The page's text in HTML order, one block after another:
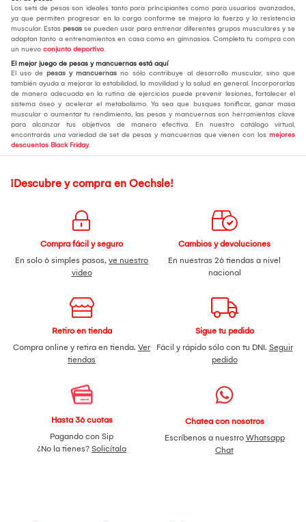
Los sets de pesas son ideales tanto para principiantes como para usuarios avanzados,
ya que permiten progresar en la carga conforme se mejora la fuerza y la resistencia
muscular. Estas pesas se pueden usar para entrenar diferentes grupos musculares y se
adaptan tanto a entrenamientos en casa como en gimnasios. Completa tu compra con
un nuevo conjunto deportivo.
El mejor juego de pesas y mancuernas está aquí
El uso de pesas y mancuernas no sólo contribuye al desarrollo muscular, sino que
también ayuda a mejorar la estabilidad, la movilidad y la salud en general. Incorporarlas
de manera adecuada en la rutina de ejercicios puede prevenir lesiones, fortalecer el
sistema óseo y acelerar el metabolismo. Ya sea que busques tonificar, ganar masa
muscular o aumentar tu rendimiento, las pesas y mancuernas son herramientas clave
para alcanzar tus objetivos de manera efectiva. En nuestro catálogo virtual,
encontrarás una variedad de set de pesas y mancuernas que vienen con los mejores
descuentos Black Friday.
¡Descubre y compra en Oechsle!
Compra fácil y seguro
En solo 6 simples pasos, ve nuestro
video
Cambios y devoluciones
En nuestras 26 tiendas a nivel
nacional
Retiro en tienda
Compra online y retira en tienda. Ver
tiendas
Sigue tu pedido
Fácil y rápido sólo con tu DNI. Seguir
pedido
Hasta 36 cuotas
Pagando con Sip
¿No la tienes? Solicítala
Chatea con nosotros
Escríbenos a nuestro Whatsapp
Chat